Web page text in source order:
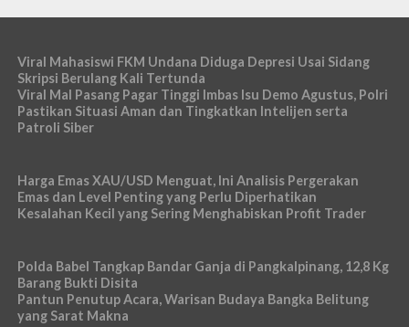
Viral Mahasiswi FKM Undana Diduga Depresi Usai Sidang
Skripsi Berulang Kali Tertunda
Viral Mal Pasang Pagar Tinggi Imbas Isu Demo Agustus, Polri
Pastikan Situasi Aman dan Tingkatkan Intelijen serta
Patroli Siber
Harga Emas XAU/USD Menguat, Ini Analisis Pergerakan
Emas dan Level Penting yang Perlu Diperhatikan
Kesalahan Kecil yang Sering Menghabiskan Profit Trader
Polda Babel Tangkap Bandar Ganja di Pangkalpinang, 12,8 Kg
Barang Bukti Disita
Pantun Penutup Acara, Warisan Budaya Bangka Belitung
yang Sarat Makna